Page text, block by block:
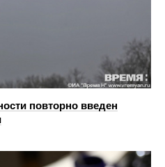
повторно введен